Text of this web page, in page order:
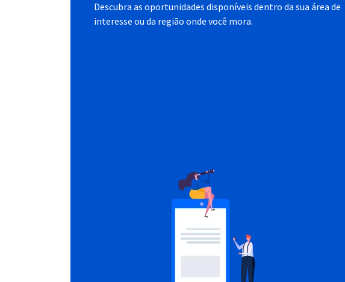
Descubra as oportunidades disponíveis dentro da sua área de
interesse ou da região onde você mora.